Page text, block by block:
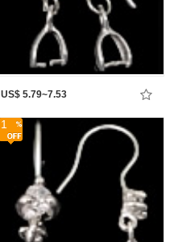
US$ 5.79~7.53
1